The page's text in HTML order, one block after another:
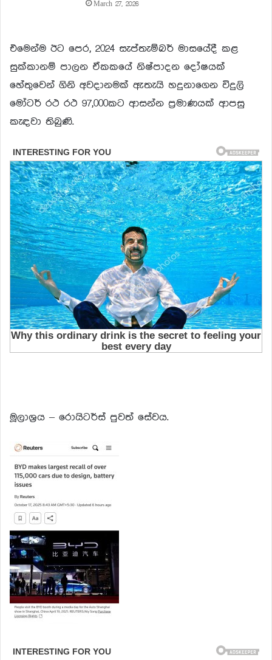
March 27, 2026
එමෙන්ම ඊට පෙර, 2024 සැප්තැම්බර් මාසයේදී කළ
සුක්කානම් පාලන ඒකකයේ නිෂ්පාදන දෝෂයක්
හේතුවෙන් ගිනි අවදානමක් ඇතැයි හදුනාගෙන විදුලි
මෝටර් රථ රථ 97,000කට ආසන්න ප්‍රමාණයක් ආපසු
කැඳවා තිබුණි.
මූලාශ්‍රය – රොයිටර්ස් පුවත් සේවය.